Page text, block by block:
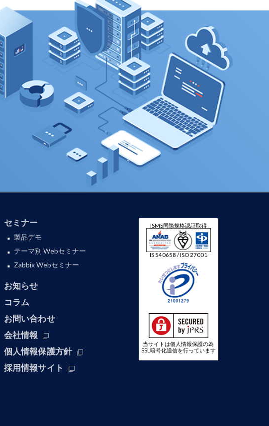
セミナー
製品デモ
テーマ別 Webセミナー
Zabbix Webセミナー
お知らせ
コラム
お問い合わせ
会社情報
個人情報保護方針
採用情報サイト
ISMS国際規格認証取得
IS 540658 / ISO 27001
当サイトは個人情報保護の為
SSL暗号化通信を行っています